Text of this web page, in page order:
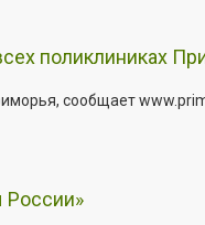
поликлиниках
сообщает
России»